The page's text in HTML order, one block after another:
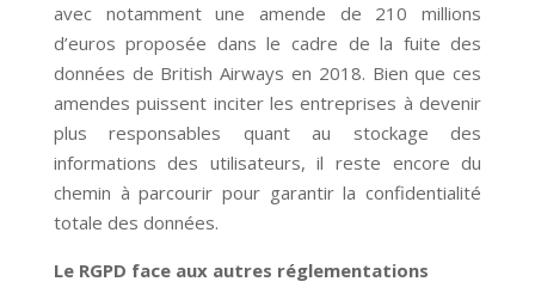
avec notamment une amende de 210 millions
d’euros proposée dans le cadre de la fuite des
données de British Airways en 2018. Bien que ces
amendes puissent inciter les entreprises à devenir
plus responsables quant au stockage des
informations des utilisateurs, il reste encore du
chemin à parcourir pour garantir la confidentialité
totale des données.
Le RGPD face aux autres réglementations